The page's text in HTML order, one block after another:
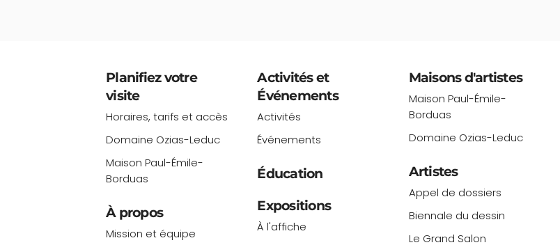
Planifiez votre
visite
Horaires, tarifs et accès
Domaine Ozias-Leduc
Maison Paul-Émile-
Borduas
À propos
Mission et équipe
Activités et
Événements
Activités
Événements
Éducation
Expositions
À l'affiche
Maisons d'artistes
Maison Paul-Émile-
Borduas
Domaine Ozias-Leduc
Artistes
Appel de dossiers
Biennale du dessin
Le Grand Salon